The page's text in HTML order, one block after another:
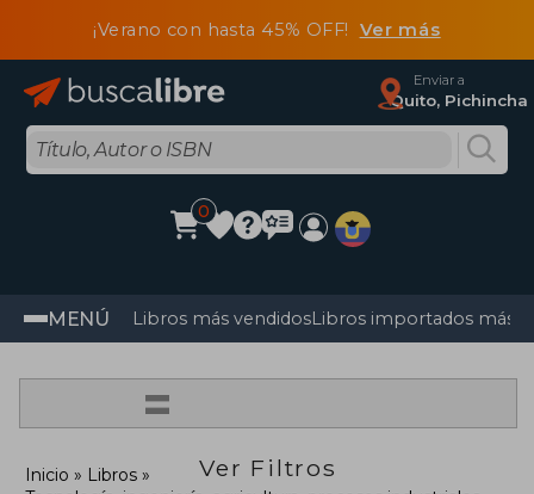
¡Verano con hasta 45% OFF! Ver más
Enviar a
Quito, Pichincha
0
MENÚ Libros más vendidosLibros importados más
=
Ver Filtros
Inicio
Libros